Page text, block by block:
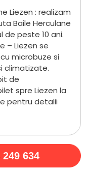
Liezen : realizam
Baile Herculane
de peste 10 ani.
– Liezen se
microbuze si
climatizate.
de
spre Liezen la
pentru detalii
634